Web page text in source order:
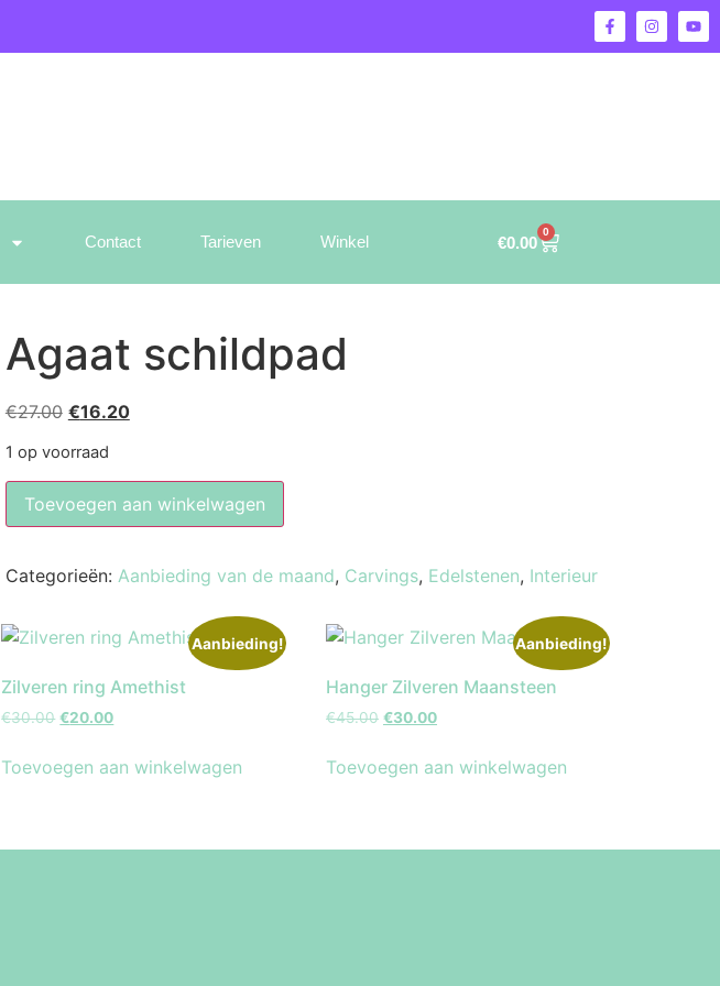
Contact Tarieven Winkel €0.00
0
Agaat schildpad
€27.00 €16.20
1 op voorraad
Toevoegen aan winkelwagen
Categorieën: Aanbieding van de maand, Carvings, Edelstenen, Interieur
Aanbieding!
Zilveren ring Amethist
€30.00 €20.00
Toevoegen aan winkelwagen
Aanbieding!
Hanger Zilveren Maansteen
€45.00 €30.00
Toevoegen aan winkelwagen